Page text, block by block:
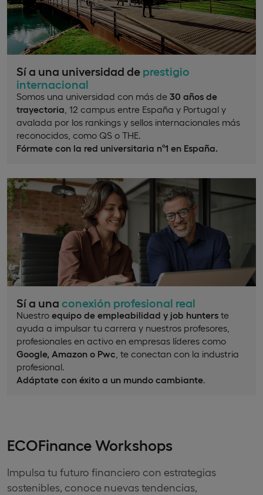
Sí a una universidad de prestigio
internacional
Somos una universidad con más de 30 años de
trayectoria , 12 campus entre España y Portugal y
avalada por los rankings y sellos internacionales más
reconocidos, como QS o THE.
Fórmate con la red universitaria nº1 en España.
Sí a una conexión profesional real
Nuestro equipo de empleabilidad y job hunters te
ayuda a impulsar tu carrera y nuestros profesores,
profesionales en activo en empresas líderes como
Google, Amazon o Pwc , te conectan con la industria
profesional.
Adáptate con éxito a un mundo cambiante
ECOFinance Workshops
Impulsa tu futuro financiero con estrategias
sostenibles, conoce nuevas tendencias,